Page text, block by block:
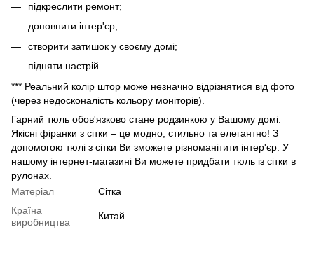
підкреслити ремонт;
доповнити інтер'єр;
створити затишок у своєму домі;
підняти настрій.
*** Реальний колір штор може незначно відрізнятися від фото
(через недосконалість кольору моніторів).
Гарний тюль обов'язково стане родзинкою у Вашому домі.
Якісні фіранки з сітки – це модно, стильно та елегантно! З
допомогою тюлі з сітки Ви зможете різноманітити інтер'єр. У
нашому інтернет-магазині Ви можете придбати тюль із сітки в
рулонах.
Матеріал
Сітка
Країна
виробництва
Китай